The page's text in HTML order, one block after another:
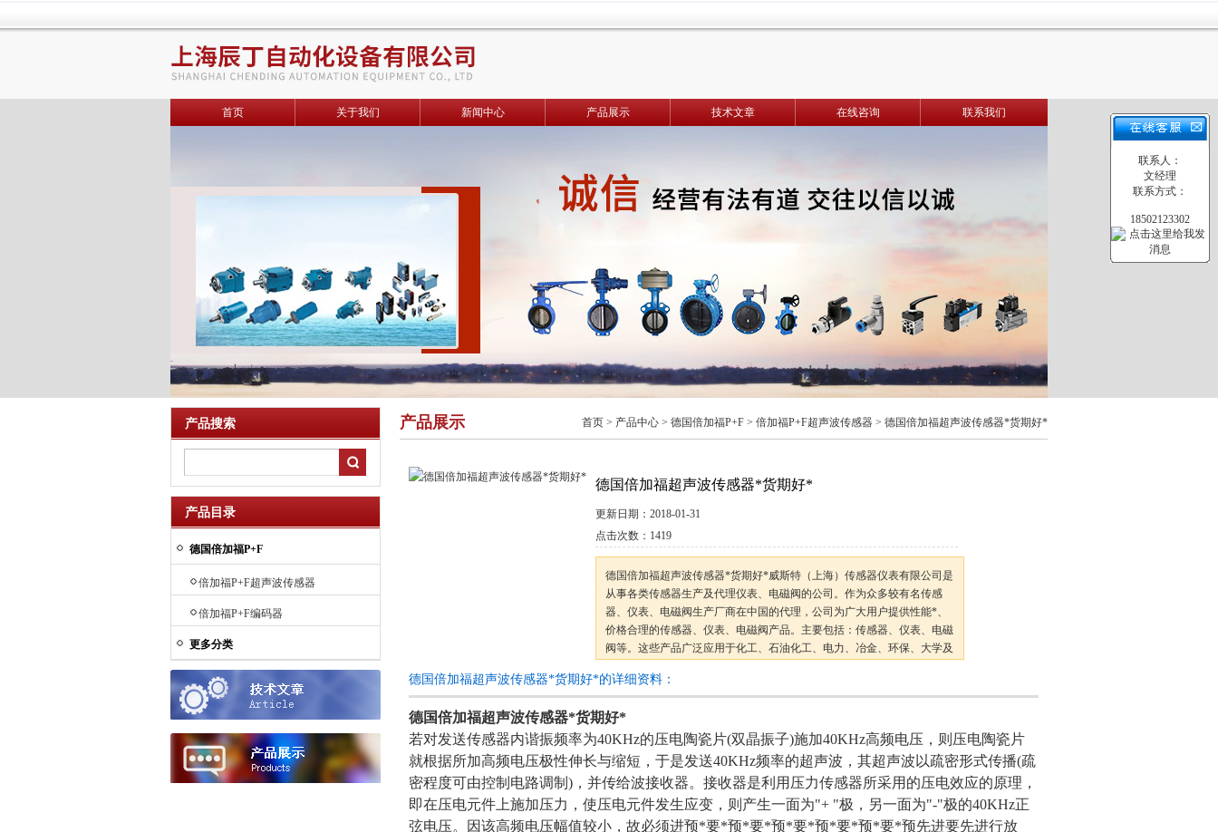
首页 关于我们 新闻中心 产品展示 技术文章 在线咨询 联系我们
产品搜索
产品目录
德国倍加福P+F
倍加福P+F超声波传感器
倍加福P+F编码器
更多分类
产品展示 首页 > 产品中心 > 德国倍加福P+F > 倍加福P+F超声波传感器 > 德国倍加福超声波传感器*货期好*
德国倍加福超声波传感器*货期好*
更新日期： 2018-01-31
点击次数： 1419
德国倍加福超声波传感器*货期好*威斯特（上海）传感器仪表有限公司是
从事各类传感器生产及代理仪表、电磁阀的公司。作为众多较有名传感
器、仪表、电磁阀生产厂商在中国的代理，公司为广大用户提供性能*、
价格合理的传感器、仪表、电磁阀产品。主要包括：传感器、仪表、电磁
阀等。这些产品广泛应用于化工、石油化工、电力、冶金、环保、大学及
旨
德国倍加福超声波传感器*货期好*的详细资料：
德国倍加福超声波传感器*货期好*
若对发送传感器内谐振频率为40KHz的压电陶瓷片(双晶振子)施加40KHz高频电压，则压电陶瓷片
就根据所加高频电压极性伸长与缩短，于是发送40KHz频率的超声波，其超声波以疏密形式传播(疏
密程度可由控制电路调制)，并传给波接收器。接收器是利用压力传感器所采用的压电效应的原理，
即在压电元件上施加压力，使压电元件发生应变，则产生一面为"+ "极，另一面为"-"极的40KHz正
弦电压。因该高频电压幅值较小，故必须进预*要*预*要*预*要*预*要*预*要*预先进要先进行放
联系人：
文经理
联系方式：
18502123302